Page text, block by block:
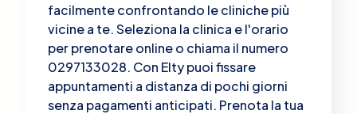
facilmente confrontando le cliniche più
vicine a te. Seleziona la clinica e l'orario
per prenotare online o chiama il numero
0297133028. Con Elty puoi fissare
appuntamenti a distanza di pochi giorni
senza pagamenti anticipati. Prenota la tua